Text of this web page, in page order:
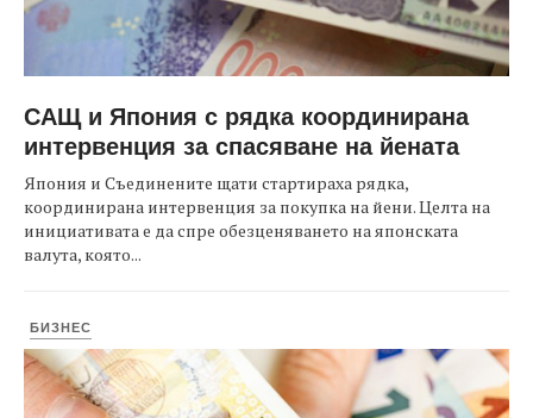
САЩ и Япония с рядка координирана
интервенция за спасяване на йената
Япония и Съединените щати стартираха рядка,
координирана интервенция за покупка на йени. Целта на
инициативата е да спре обезценяването на японската
валута, която...
БИЗНЕС